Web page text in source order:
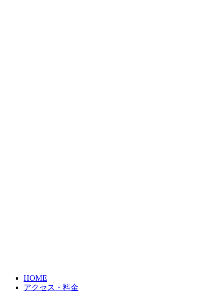
HOME
アクセス・料金